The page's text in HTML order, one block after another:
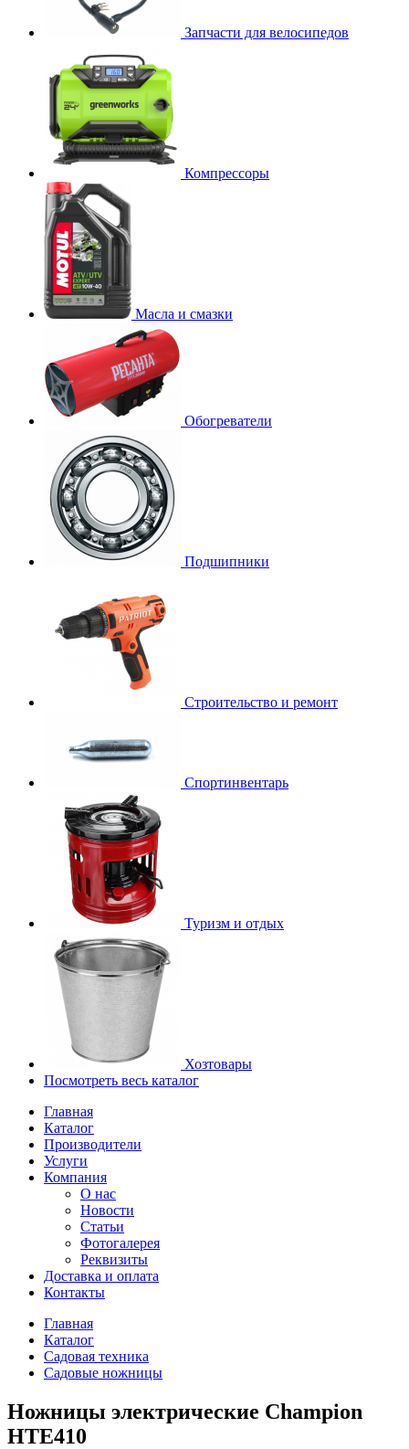
Запчасти для велосипедов
Компрессоры
Масла и смазки
Обогреватели
Подшипники
Строительство и ремонт
Спортинвентарь
Туризм и отдых
Хозтовары
Посмотреть весь каталог
Главная
Каталог
Производители
Услуги
Компания
О нас
Новости
Статьи
Фотогалерея
Реквизиты
Доставка и оплата
Контакты
Главная
Каталог
Садовая техника
Садовые ножницы
Ножницы электрические Champion
HTE410